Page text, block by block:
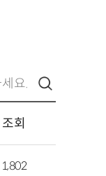
조회
1,802